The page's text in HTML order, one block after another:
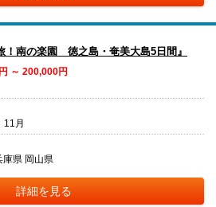
！南の楽園 徳之島・奄美大島5日間』
～ 200,000円
月
庫県 岡山県
詳細を見る